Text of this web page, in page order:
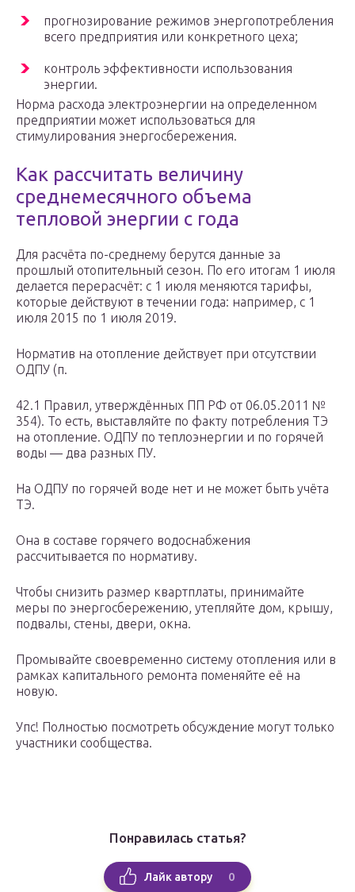
прогнозирование режимов энергопотребления
всего предприятия или конкретного цеха;
контроль эффективности использования
энергии.
Норма расхода электроэнергии на определенном
предприятии может использоваться для
стимулирования энергосбережения.
Как рассчитать величину
среднемесячного объема
тепловой энергии с года
Для расчёта по-среднему берутся данные за
прошлый отопительный сезон. По его итогам 1 июля
делается перерасчёт: с 1 июля меняются тарифы,
которые действуют в течении года: например, с 1
июля 2015 по 1 июля 2019.
Норматив на отопление действует при отсутствии
ОДПУ (п.
42.1 Правил, утверждённых ПП РФ от 06.05.2011 №
354). То есть, выставляйте по факту потребления ТЭ
на отопление. ОДПУ по теплоэнергии и по горячей
воды — два разных ПУ.
На ОДПУ по горячей воде нет и не может быть учёта
ТЭ.
Она в составе горячего водоснабжения
рассчитывается по нормативу.
Чтобы снизить размер квартплаты, принимайте
меры по энергосбережению, утепляйте дом, крышу,
подвалы, стены, двери, окна.
Промывайте своевременно систему отопления или в
рамках капитального ремонта поменяйте её на
новую.
Упс! Полностью посмотреть обсуждение могут только
участники сообщества.
Понравилась статья?
Лайк автору 0